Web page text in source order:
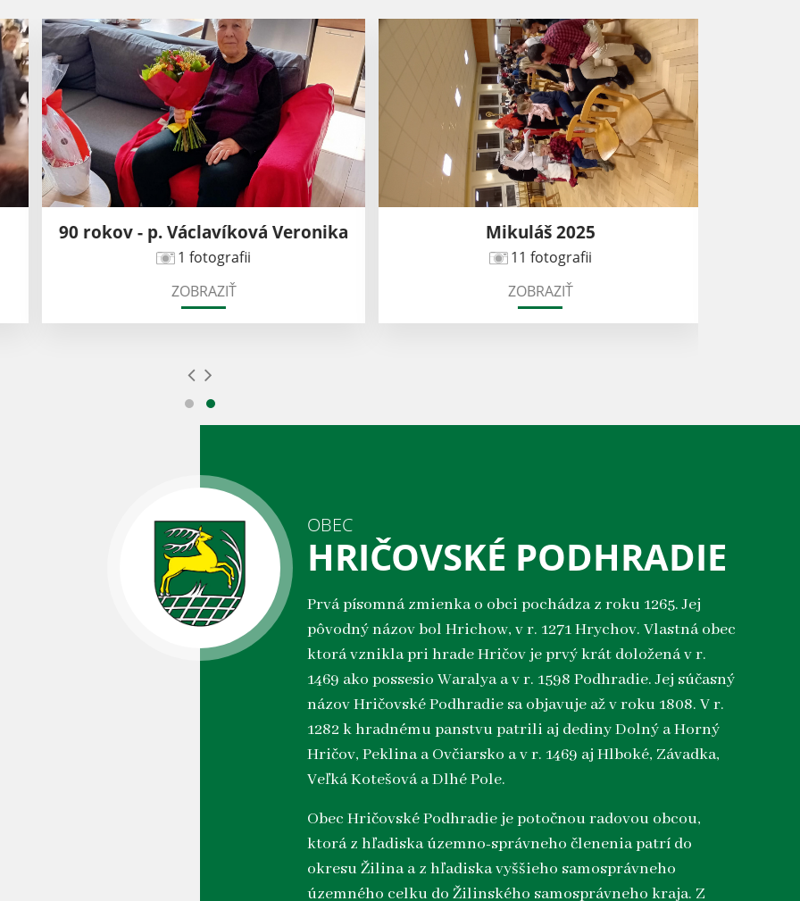
90 rokov - p. Václavíková Veronika
1 fotografii
ZOBRAZIŤ
Mikuláš 2025
11 fotografii
ZOBRAZIŤ
OBEC
HRIČOVSKÉ PODHRADIE
Prvá písomná zmienka o obci pochádza z roku 1265. Jej
pôvodný názov bol Hrichow, v r. 1271 Hrychov. Vlastná obec
ktorá vznikla pri hrade Hričov je prvý krát doložená v r.
1469 ako possesio Waralya a v r. 1598 Podhradie. Jej súčasný
názov Hričovské Podhradie sa objavuje až v roku 1808. V r.
1282 k hradnému panstvu patrili aj dediny Dolný a Horný
Hričov, Peklina a Ovčiarsko a v r. 1469 aj Hlboké, Závadka,
Veľká Kotešová a Dlhé Pole.
Obec Hričovské Podhradie je potočnou radovou obcou,
ktorá z hľadiska územno-správneho členenia patrí do
okresu Žilina a z hľadiska vyššieho samosprávneho
územného celku do Žilinského samosprávneho kraja. Z